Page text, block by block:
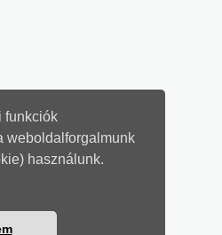
funkciók
weboldalforgalmunk
használunk.